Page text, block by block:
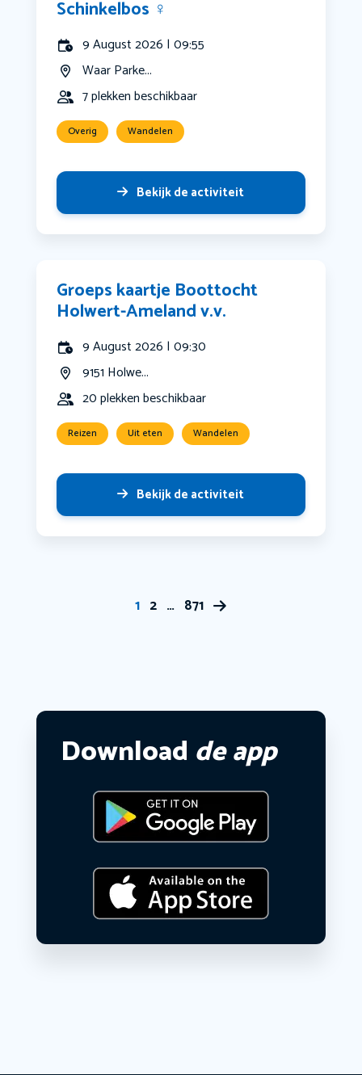
Schinkelbos ‍♀️
9 August 2026 | 09:55
Waar Parke...
7 plekken beschikbaar
Overig Wandelen
Bekijk de activiteit
Groeps kaartje Boottocht
Holwert-Ameland v.v.
9 August 2026 | 09:30
9151 Holwe...
20 plekken beschikbaar
Reizen Uit eten Wandelen
Bekijk de activiteit
1 2 … 871
Download de app